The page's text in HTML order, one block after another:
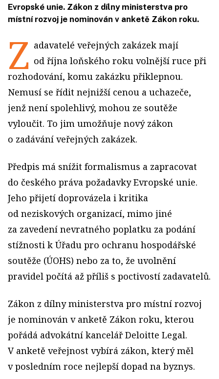
Evropské unie. Zákon z dílny ministerstva pro
místní rozvoj je nominován v anketě Zákon roku.
Z adavatelé veřejných zakázek mají
od října loňského roku volnější ruce při
rozhodování, komu zakázku přiklepnou.
Nemusí se řídit nejnižší cenou a uchazeče,
jenž není spolehlivý, mohou ze soutěže
vyloučit. To jim umožňuje nový zákon
o zadávání veřejných zakázek.
Předpis má snížit formalismus a zapracovat
do českého práva požadavky Evropské unie.
Jeho přijetí doprovázela i kritika
od neziskových organizací, mimo jiné
za zavedení nevratného poplatku za podání
stížnosti k Úřadu pro ochranu hospodářské
soutěže (ÚOHS) nebo za to, že uvolnění
pravidel počítá až příliš s poctivostí zadavatelů.
Zákon z dílny ministerstva pro místní rozvoj
je nominován v anketě Zákon roku, kterou
pořádá advokátní kancelář Deloitte Legal.
V anketě veřejnost vybírá zákon, který měl
v posledním roce nejlepší dopad na byznys.